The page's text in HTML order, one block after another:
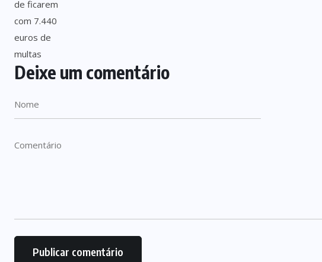
Deixe um comentário